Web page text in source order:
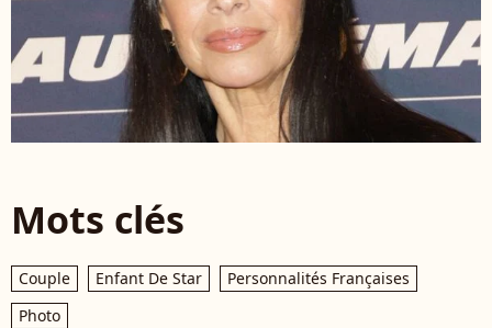
Mots clés
Couple Enfant De Star
Personnalités Françaises
Photo